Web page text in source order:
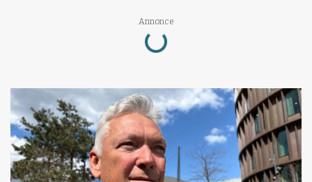
Annonce
Loading...